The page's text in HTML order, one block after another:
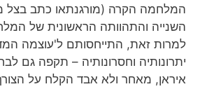
המלחמה הקרה (מורגנתאו כתב בצל
השנייה והתהוותה הראשונית של
למרות זאת, התייחסותם ל'עוצמה
יתרונותיה וחסרונותיה – תקפה גם
איראן, מאחר ולא אבד הקלח על הצורך